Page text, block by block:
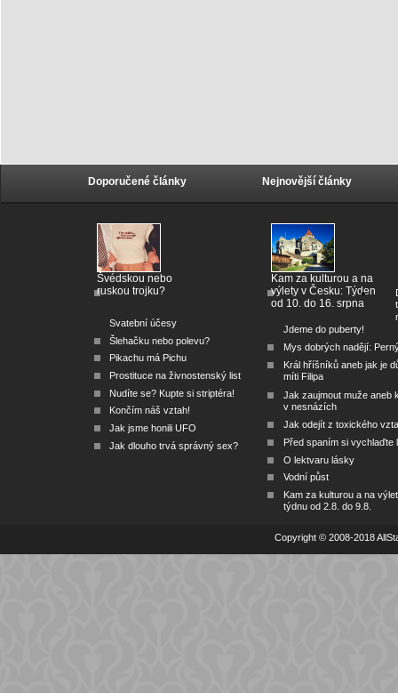
Doporučené články
Švédskou nebo
ruskou trojku?
Svatební účesy
Šlehačku nebo polevu?
Pikachu má Pichu
Prostituce na živnostenský list
Nudíte se? Kupte si striptéra!
Končím náš vztah!
Jak jsme honili UFO
Jak dlouho trvá správný sex?
Nejnovější články
Kam za kulturou a na
výlety v Česku: Týden
od 10. do 16. srpna
Jdeme do puberty!
Mys dobrých nadějí:
Král hříšníků aneb jak je
míti Filipa
Jak zaujmout muže aneb
v nesnázích
Jak odejít z toxického
Před spaním si vychlaďte
O lektvaru lásky
Vodní půst
Kam za kulturou a na
týdnu od 2.8. do 9.8.
Copyright © 2008-2018